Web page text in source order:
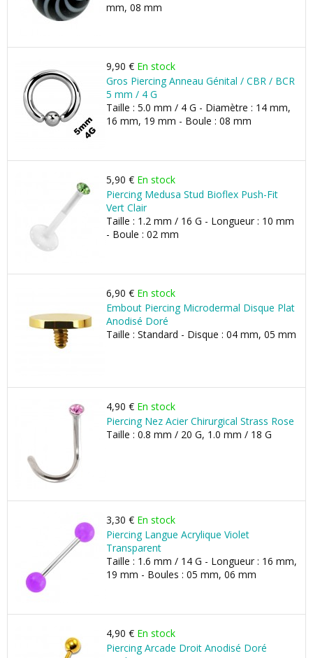
mm, 08 mm
9,90 € En stock
Gros Piercing Anneau Génital / CBR / BCR
5 mm / 4 G
Taille : 5.0 mm / 4 G - Diamètre : 14 mm,
16 mm, 19 mm - Boule : 08 mm
5,90 € En stock
Piercing Medusa Stud Bioflex Push-Fit
Vert Clair
Taille : 1.2 mm / 16 G - Longueur : 10 mm
- Boule : 02 mm
6,90 € En stock
Embout Piercing Microdermal Disque Plat
Anodisé Doré
Taille : Standard - Disque : 04 mm, 05 mm
4,90 € En stock
Piercing Nez Acier Chirurgical Strass Rose
Taille : 0.8 mm / 20 G, 1.0 mm / 18 G
3,30 € En stock
Piercing Langue Acrylique Violet
Transparent
Taille : 1.6 mm / 14 G - Longueur : 16 mm,
19 mm - Boules : 05 mm, 06 mm
4,90 € En stock
Piercing Arcade Droit Anodisé Doré